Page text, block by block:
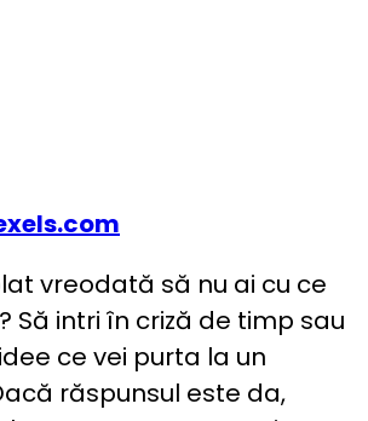
vreodată să nu ai cu ce
Să intri în criză de timp sau
ce vei purta la un
răspunsul este da,